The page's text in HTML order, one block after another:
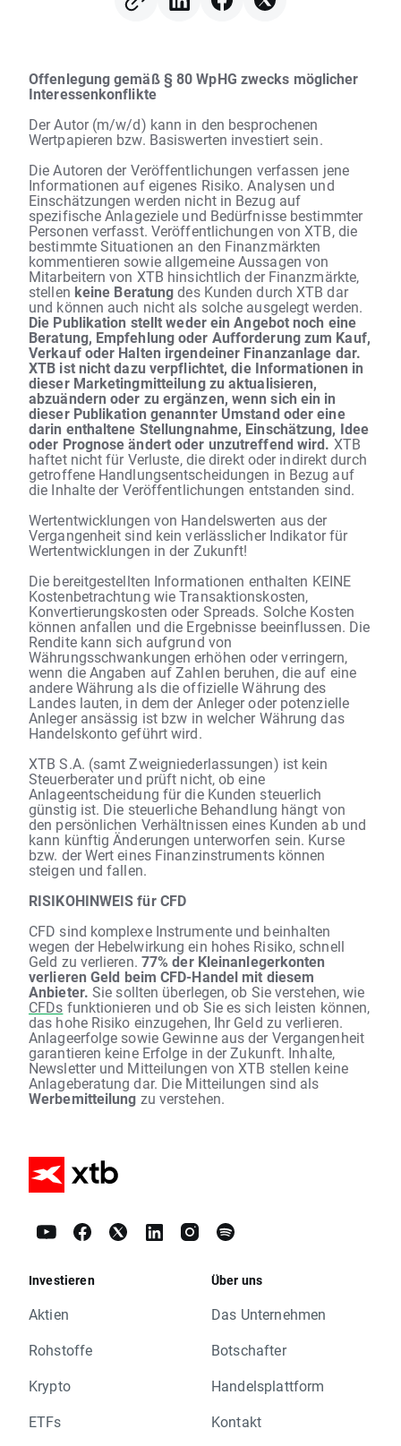
USA und dem Iran zulegen
Offenlegung gemäß § 80 WpHG zwecks möglicher
Interessenkonflikte
Der Autor (m/w/d) kann in den besprochenen
Wertpapieren bzw. Basiswerten investiert sein.
Die Autoren der Veröffentlichungen verfassen jene
Informationen auf eigenes Risiko. Analysen und
Einschätzungen werden nicht in Bezug auf
spezifische Anlageziele und Bedürfnisse bestimmter
Personen verfasst. Veröffentlichungen von XTB, die
bestimmte Situationen an den Finanzmärkten
kommentieren sowie allgemeine Aussagen von
Mitarbeitern von XTB hinsichtlich der Finanzmärkte,
stellen keine Beratungdes Kunden durch XTB dar
und können auch nicht als solche ausgelegt werden.
Die Publikation stellt weder ein Angebot noch eine
Beratung, Empfehlung oder Aufforderung zum Kauf,
Verkauf oder Halten irgendeiner Finanzanlage dar.
XTB ist nicht dazu verpflichtet, die Informationen in
dieser Marketingmitteilung zu aktualisieren,
abzuändern oder zu ergänzen, wenn sich ein in
dieser Publikation genannter Umstand oder eine
darin enthaltene Stellungnahme, Einschätzung, Idee
oder Prognose ändert oder unzutreffend wird.XTB
haftet nicht für Verluste, die direkt oder indirekt durch
getroffene Handlungsentscheidungen in Bezug auf
die Inhalte der Veröffentlichungen entstanden sind.
Wertentwicklungen von Handelswerten aus der
Vergangenheit sind kein verlässlicher Indikator für
Wertentwicklungen in der Zukunft!
Die bereitgestellten Informationen enthalten KEINE
Kostenbetrachtung wie Transaktionskosten,
Konvertierungskosten oder Spreads. Solche Kosten
können anfallen und die Ergebnisse beeinflussen. Die
Rendite kann sich aufgrund von
Währungsschwankungen erhöhen oder verringern,
wenn die Angaben auf Zahlen beruhen, die auf eine
andere Währung als die offizielle Währung des
Landes lauten, in dem der Anleger oder potenzielle
Anleger ansässig ist bzw in welcher Währung das
Handelskonto geführt wird.
XTB S.A. (samt Zweigniederlassungen) ist kein
Steuerberater und prüft nicht, ob eine
Anlageentscheidung für die Kunden steuerlich
günstig ist. Die steuerliche Behandlung hängt von
den persönlichen Verhältnissen eines Kunden ab und
kann künftig Änderungen unterworfen sein. Kurse
bzw. der Wert eines Finanzinstruments können
steigen und fallen.
RISIKOHINWEIS für CFD
CFD sind komplexe Instrumente und beinhalten
wegen der Hebelwirkung ein hohes Risiko, schnell
Geld zu verlieren. 77% der Kleinanlegerkonten
verlieren Geld beim CFD-Handel mit diesem
Anbieter. Sie sollten überlegen, ob Sie verstehen, wie
CFDs funktionieren und ob Sie es sich leisten können,
das hohe Risiko einzugehen, Ihr Geld zu verlieren.
Anlageerfolge sowie Gewinne aus der Vergangenheit
garantieren keine Erfolge in der Zukunft. Inhalte,
Newsletter und Mitteilungen von XTB stellen keine
Anlageberatung dar. Die Mitteilungen sind als
Werbemitteilung zu verstehen.
Investieren
Aktien
Rohstoffe
Krypto
ETFs
Über uns
Das Unternehmen
Botschafter
Handelsplattform
Kontakt